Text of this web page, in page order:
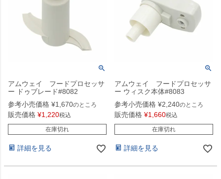
アムウェイ フードプロセッサ
ー ドゥブレード#8082
参考小売価格 ¥1,670のところ
販売価格 ¥1,220税込
在庫切れ
詳細を見る
アムウェイ フードプロセッサ
ー ウィスク本体#8083
参考小売価格 ¥2,240のところ
販売価格 ¥1,660税込
在庫切れ
詳細を見る